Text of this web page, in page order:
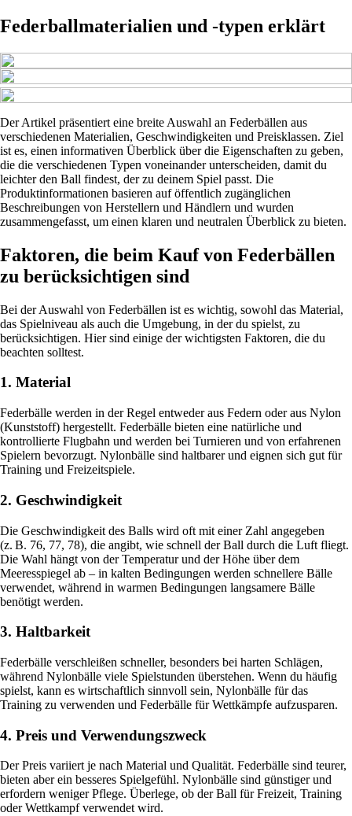
Federballmaterialien und -typen erklärt
Der Artikel präsentiert eine breite Auswahl an Federbällen aus
verschiedenen Materialien, Geschwindigkeiten und Preisklassen. Ziel
ist es, einen informativen Überblick über die Eigenschaften zu geben,
die die verschiedenen Typen voneinander unterscheiden, damit du
leichter den Ball findest, der zu deinem Spiel passt. Die
Produktinformationen basieren auf öffentlich zugänglichen
Beschreibungen von Herstellern und Händlern und wurden
zusammengefasst, um einen klaren und neutralen Überblick zu bieten.
Faktoren, die beim Kauf von Federbällen
zu berücksichtigen sind
Bei der Auswahl von Federbällen ist es wichtig, sowohl das Material,
das Spielniveau als auch die Umgebung, in der du spielst, zu
berücksichtigen. Hier sind einige der wichtigsten Faktoren, die du
beachten solltest.
1. Material
Federbälle werden in der Regel entweder aus Federn oder aus Nylon
(Kunststoff) hergestellt. Federbälle bieten eine natürliche und
kontrollierte Flugbahn und werden bei Turnieren und von erfahrenen
Spielern bevorzugt. Nylonbälle sind haltbarer und eignen sich gut für
Training und Freizeitspiele.
2. Geschwindigkeit
Die Geschwindigkeit des Balls wird oft mit einer Zahl angegeben
(z. B. 76, 77, 78), die angibt, wie schnell der Ball durch die Luft fliegt.
Die Wahl hängt von der Temperatur und der Höhe über dem
Meeresspiegel ab – in kalten Bedingungen werden schnellere Bälle
verwendet, während in warmen Bedingungen langsamere Bälle
benötigt werden.
3. Haltbarkeit
Federbälle verschleißen schneller, besonders bei harten Schlägen,
während Nylonbälle viele Spielstunden überstehen. Wenn du häufig
spielst, kann es wirtschaftlich sinnvoll sein, Nylonbälle für das
Training zu verwenden und Federbälle für Wettkämpfe aufzusparen.
4. Preis und Verwendungszweck
Der Preis variiert je nach Material und Qualität. Federbälle sind teurer,
bieten aber ein besseres Spielgefühl. Nylonbälle sind günstiger und
erfordern weniger Pflege. Überlege, ob der Ball für Freizeit, Training
oder Wettkampf verwendet wird.